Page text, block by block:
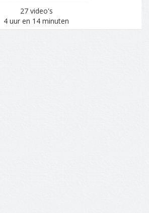
27 video's
4 uur en 14 minuten